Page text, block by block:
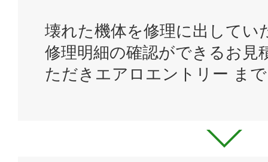
壊れた機体を修理に出してい
修理明細の確認ができるお見
ただきエアロエントリー ま